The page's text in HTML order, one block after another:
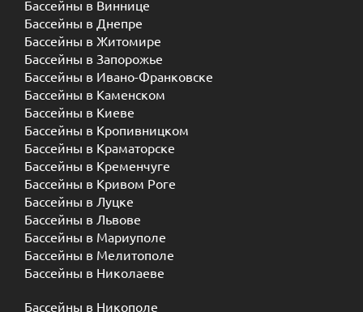
Бассейны в Виннице
Бассейны в Днепре
Бассейны в Житомире
Бассейны в Запорожье
Бассейны в Ивано-Франковске
Бассейны в Каменском
Бассейны в Киеве
Бассейны в Кропивницком
Бассейны в Краматорске
Бассейны в Кременчуге
Бассейны в Кривом Роге
Бассейны в Луцке
Бассейны в Львове
Бассейны в Мариуполе
Бассейны в Мелитополе
Бассейны в Николаеве
Бассейны в Никополе